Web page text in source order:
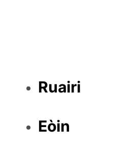
Ruairi
Eòin